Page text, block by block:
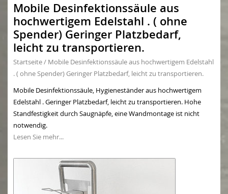
Mobile Desinfektionssäule aus
hochwertigem Edelstahl . ( ohne
Spender) Geringer Platzbedarf,
leicht zu transportieren.
Startseite/ Mobile Desinfektionssäule aus hochwertigem Edelstahl
. ( ohne Spender) Geringer Platzbedarf, leicht zu transportieren.
Mobile Desinfektionssäule, Hygieneständer aus hochwertigem
Edelstahl . Geringer Platzbedarf, leicht zu transportieren. Hohe
Standfestigkeit durch Saugnäpfe, eine Wandmontage ist nicht
notwendig.
Lesen Sie mehr...